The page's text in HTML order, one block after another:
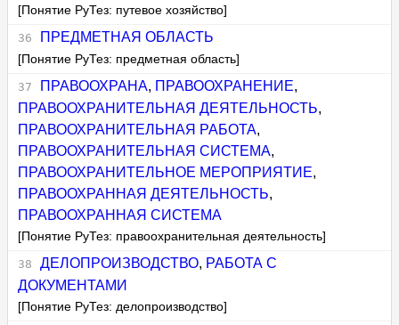
[Понятие РуТез: путевое хозяйство]
ПРЕДМЕТНАЯ ОБЛАСТЬ
[Понятие РуТез: предметная область]
ПРАВООХРАНА, ПРАВООХРАНЕНИЕ,
ПРАВООХРАНИТЕЛЬНАЯ ДЕЯТЕЛЬНОСТЬ,
ПРАВООХРАНИТЕЛЬНАЯ РАБОТА,
ПРАВООХРАНИТЕЛЬНАЯ СИСТЕМА,
ПРАВООХРАНИТЕЛЬНОЕ МЕРОПРИЯТИЕ,
ПРАВООХРАННАЯ ДЕЯТЕЛЬНОСТЬ,
ПРАВООХРАННАЯ СИСТЕМА
[Понятие РуТез: правоохранительная деятельность]
ДЕЛОПРОИЗВОДСТВО, РАБОТА С
ДОКУМЕНТАМИ
[Понятие РуТез: делопроизводство]